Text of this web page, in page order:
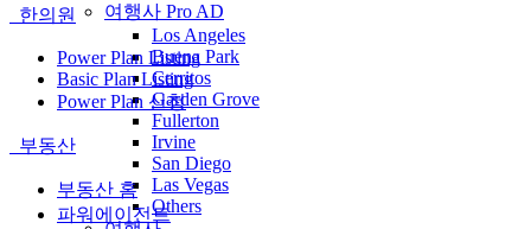
여행사 Pro AD
Los Angeles
Buena Park
Cerritos
Garden Grove
Fullerton
Irvine
San Diego
Las Vegas
Others
한의원
Power Plan Listing
Basic Plan Listing
Power Plan 신청
부동산
부동산 홈
파워에이전트